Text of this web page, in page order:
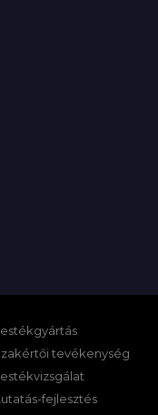
tevékenység
fejlesztés